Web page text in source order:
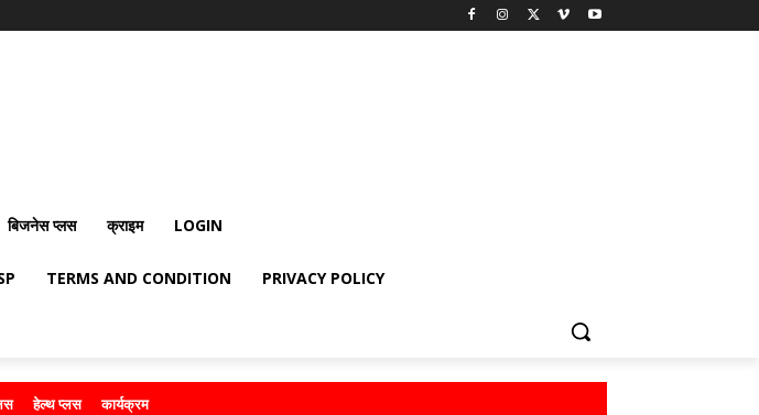
बिजनेस प्लस क्राइम LOGIN
TERMS AND CONDITION PRIVACY POLICY
हेल्थ प्लस कार्यक्रम